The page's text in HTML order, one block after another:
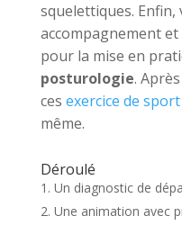
squelettiques.
accompagnement
pour la mise en
posturologie.
ces exercice de
même.
Déroulé
Un diagnostic de
Une animation avec